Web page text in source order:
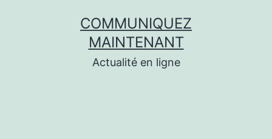
COMMUNIQUEZ
MAINTENANT
Actualité en ligne